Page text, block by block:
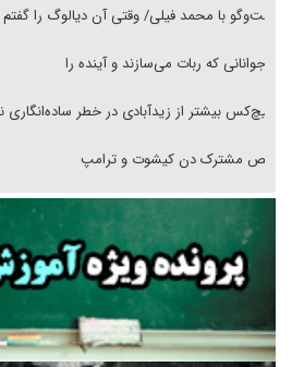
گفت‌وگو با محمد فیلی/ وقتی آن دیالوگ را گفتم
نوجوانانی که ربات می‌سازند و آینده را
هیچ‌کس بیشتر از زیدآبادی در خطر
رقص مشترک دن کیشوت و ترامپ
دنده دولت به واگذاری مسئله‌دار ایران‌خودرو/
غریزه‌ی بقا و آقای باقی و رفقا
جراحی‌های زیبایی با مدرک فوق‌دیپلم! + گفت‌وگو
گفت‌وگو با همسر یکی از شهدای جنگ رمضان/